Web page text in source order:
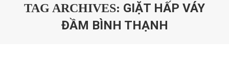
TAG ARCHIVES: GIẶT HẤP VÁY
ĐẦM BÌNH THẠNH